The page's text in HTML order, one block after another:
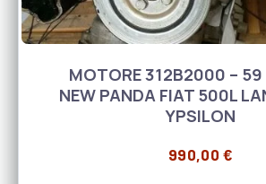
MOTORE 312B2000 – 59
NEW PANDA FIAT 500L
YPSILON
990,00 €